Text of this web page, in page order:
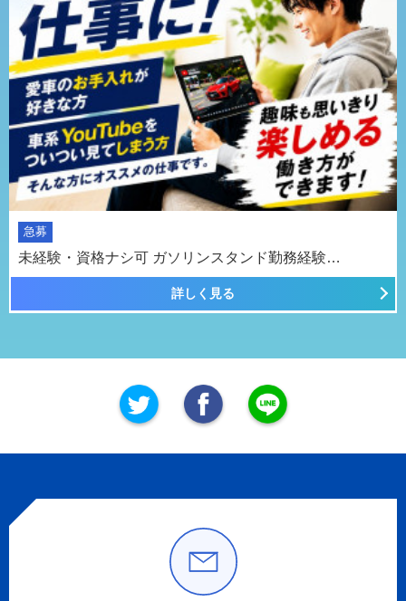
急募
未経験・資格ナシ可 ガソリンスタンド勤務経験…
詳しく見る